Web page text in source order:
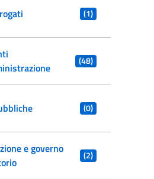
(1)
(48)
(0)
e governo
(2)